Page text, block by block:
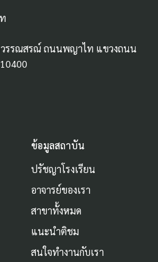
วรรณสรณ์ ถนนพญาไท แขวงถนน
ข้อมูลสถาบัน
ปรัชญาโรงเรียน
อาจารย์ของเรา
สาขาทั้งหมด
แนะนำติชม
สนใจทำงานกับเรา